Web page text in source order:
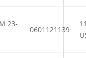
23-
0601121139